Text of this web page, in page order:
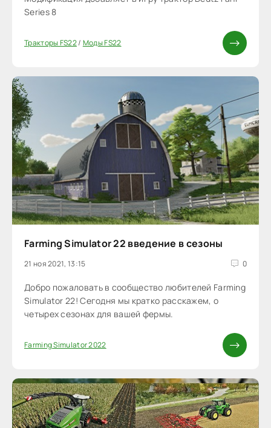
Series 8
Тракторы FS22/ Моды FS22
Farming Simulator 22 введение в сезоны
21 ноя 2021, 13:15 0
Добро пожаловать в сообщество любителей Farming
Simulator 22! Сегодня мы кратко расскажем, о
четырех сезонах для вашей фермы.
Farming Simulator 2022